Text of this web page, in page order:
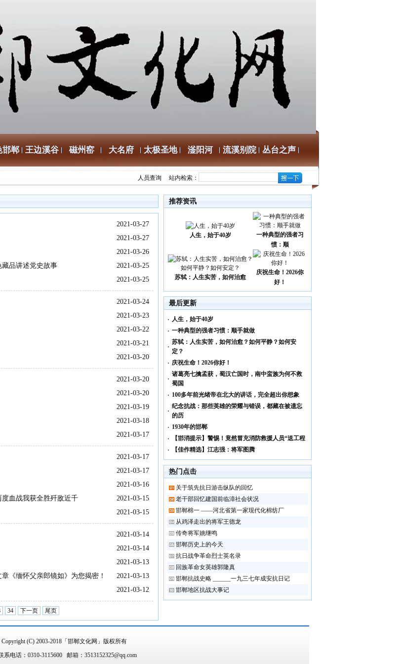
邯郸 王边溪谷 磁州窑 大名府 太极圣地 滏阳河 流溪别院 丛台之声
人员查询 站内检索：
2021-03-27
2021-03-27
2021-03-26
品讲述党史故事
2021-03-25
2021-03-25
2021-03-24
2021-03-23
2021-03-22
2021-03-21
2021-03-20
2021-03-20
2021-03-20
2021-03-19
2021-03-18
2021-03-17
2021-03-17
2021-03-17
2021-03-16
血战我获全胜歼敌近千
2021-03-15
2021-03-15
2021-03-14
2021-03-14
2021-03-13
《缅怀父亲郎镜如》为您揭密！
2021-03-13
2021-03-12
34 下一页 尾页
推荐资讯
人生，始于40岁
一种典型的强者习
惯：顺
苏轼：人生实苦，如何治愈
庆祝生命！2026你
好！
最后更新
人生，始于40岁
一种典型的强者习惯：顺手就做
苏轼：人生实苦，如何治愈？如何平静？如何安
定？
庆祝生命！2026你好！
诸葛亮七擒孟获，蜀汉亡国时，南中蛮族为何不救
蜀国
100多年前光绪帝在北大的讲话，完全超出你想象
纪念抗战：那些英雄的荣耀与错误，都藏在被遗忘
的历
1930年的邯郸
【邯消提示】警惕！竟然冒充消防救援人员“送工程
【佳作精选】江志强：将军图腾
热门点击
关于筑先抗日游击纵队的回忆
老干部回忆建国前临漳社会状况
邯郸棉一 ——河北省第一家现代化棉纺厂
从鸡泽走出的将军王德龙
传奇将军姚继鸣
邯郸历史上的今天
抗日战争革命烈士英名录
回族革命女英雄郭隆真
邯郸抗战史略 ______一九三七年成安抗日记
邯郸地区抗战大事记
Copyright (C) 2003-2018「邯郸文化网」版权所有
系电话：0310-3115600 邮箱：3513152325@qq.com